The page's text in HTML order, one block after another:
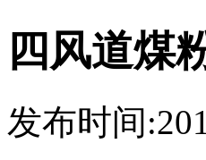
四风道煤
发布时间